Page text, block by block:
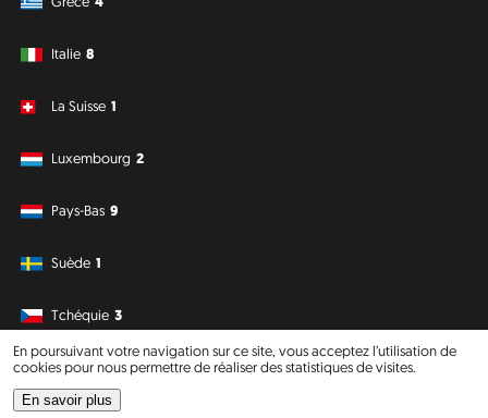
En poursuivant votre navigation sur ce site, vous acceptez l’utilisation de
cookies pour nous permettre de réaliser des statistiques de visites.
En savoir plus
Italie 8
La Suisse 1
Luxembourg 2
Pays-Bas 9
Suède 1
Tchéquie 3
Amérique du Sud Océanie
Philipp J. Conrad